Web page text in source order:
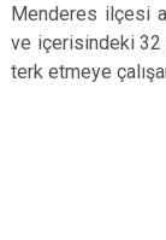
Menderes ilçesi
ve içerisindeki 32
terk etmeye